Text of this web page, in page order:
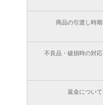
商品の引渡し時期
不良品・破損時の対応
返金について